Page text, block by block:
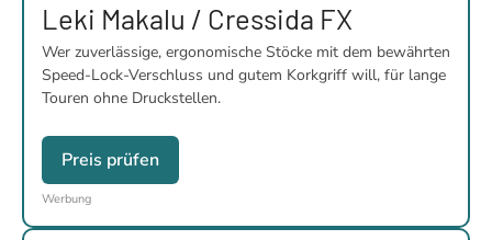
Leki Makalu / Cressida FX
Wer zuverlässige, ergonomische Stöcke mit dem bewährten
Speed-Lock-Verschluss und gutem Korkgriff will, für lange
Touren ohne Druckstellen.
Preis prüfen
Werbung